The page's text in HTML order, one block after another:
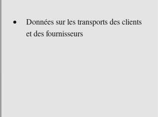
Données sur les transports des clients
et des fournisseurs